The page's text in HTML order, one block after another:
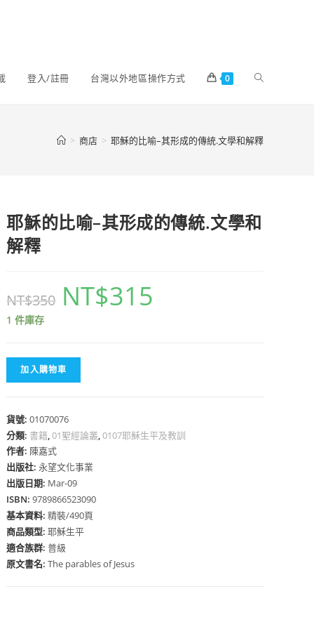
登入/註冊 台灣以外地區操作方式 0
> 商店 > 耶穌的比喻–其形成的傳統.文學和解釋
耶穌的比喻–其形成的傳統.文學和
解釋
NT$350 NT$315
1 件庫存
加入購物車
貨號:01070076
分類: 書籍,01聖經論叢,0107耶穌生平及教訓
作者: 陳嘉式
出版社:永望文化事業
出版日期: Mar-09
ISBN:9789866523090
基本資料:精裝/490頁
商品類型:耶穌生平
適合族群:普級
原文書名:The parables of Jesus